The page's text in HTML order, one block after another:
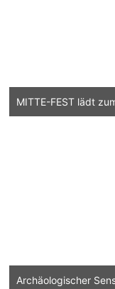
MITTE-FEST lädt
Archäologischer